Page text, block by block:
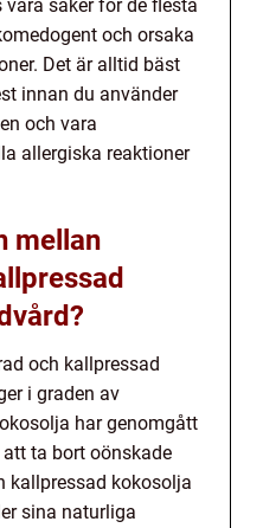
säker för de flesta
och orsaka
Det är alltid bäst
innan du använder
och vara
allergiska reaktioner
mellan
och kallpressad
i graden av
har genomgått
ta bort oönskade
kallpressad kokosolja
sina naturliga